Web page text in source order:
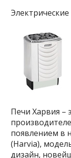
Печи Харвия –
появлением в
(Harvia),
дизайн,